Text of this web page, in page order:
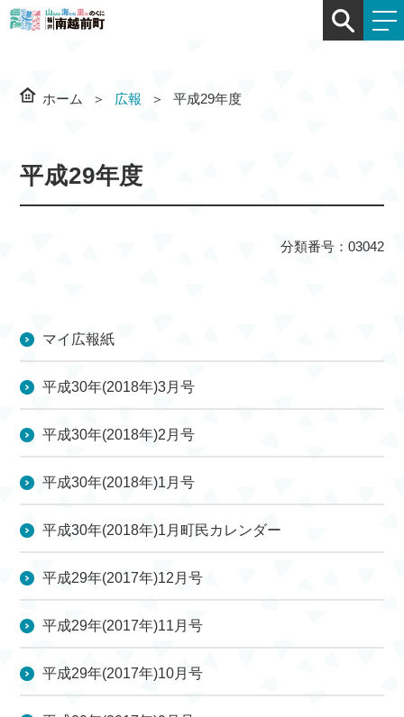
ホーム 広報 平成29年度
平成29年度
分類番号：03042
マイ広報紙
平成30年(2018年)3月号
平成30年(2018年)2月号
平成30年(2018年)1月号
平成30年(2018年)1月町民カレンダー
平成29年(2017年)12月号
平成29年(2017年)11月号
平成29年(2017年)10月号